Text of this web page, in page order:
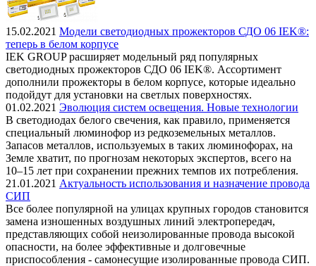
15.02.2021 Модели светодиодных прожекторов СДО 06 IEK®:
теперь в белом корпусе
IEK GROUP расширяет модельный ряд популярных
светодиодных прожекторов СДО 06 IEK®. Ассортимент
дополнили прожекторы в белом корпусе, которые идеально
подойдут для установки на светлых поверхностях.
01.02.2021 Эволюция систем освещения. Новые технологии
В светодиодах белого свечения, как правило, применяется
специальный люминофор из редкоземельных металлов.
Запасов металлов, используемых в таких люминофорах, на
Земле хватит, по прогнозам некоторых экспертов, всего на
10–15 лет при сохранении прежних темпов их потребления.
21.01.2021 Актуальность использования и назначение провода
СИП
Все более популярной на улицах крупных городов становится
замена изношенных воздушных линий электропередач,
представляющих собой неизолированные провода высокой
опасности, на более эффективные и долговечные
приспособления - самонесущие изолированные провода СИП.